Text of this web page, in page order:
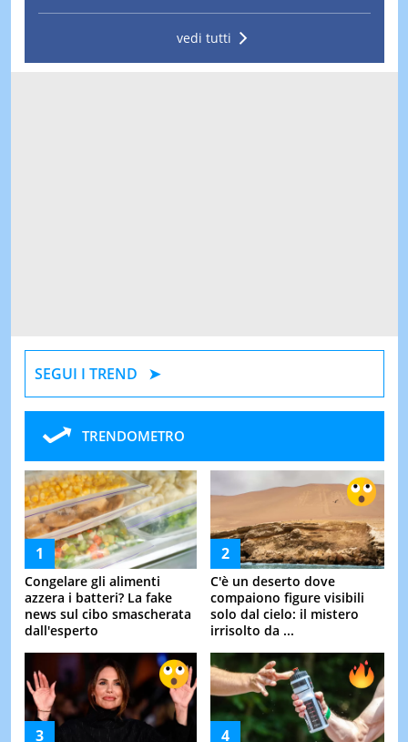
vedi tutti
SEGUI I TREND
TRENDOMETRO
Congelare gli alimenti
azzera i batteri? La fake
news sul cibo smascherata
dall'esperto
C'è un deserto dove
compaiono figure visibili
solo dal cielo: il mistero
irrisolto da ...